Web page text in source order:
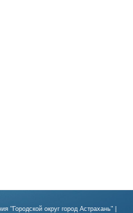
"Городской округ город Астрахань" |